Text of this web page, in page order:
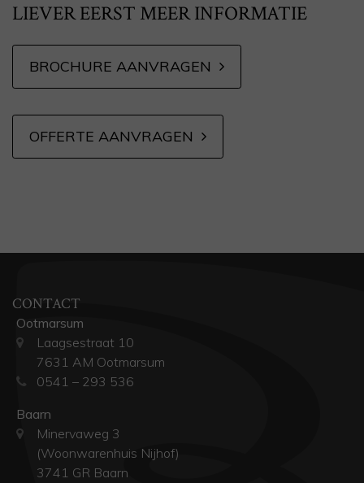
LIEVER EERST MEER INFORMATIE
BROCHURE AANVRAGEN
OFFERTE AANVRAGEN
CONTACT
Ootmarsum
Laagsestraat 10
7631 AM Ootmarsum
0541 – 293 536
Baarn
Minervaweg 3
(Woonwarenhuis Nijhof)
3741 GR Baarn